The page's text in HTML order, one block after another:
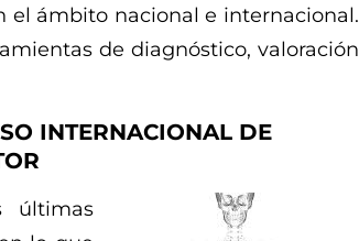
el ámbito nacional e internacional.
de diagnóstico, valoración
INTERNACIONAL DE
últimas